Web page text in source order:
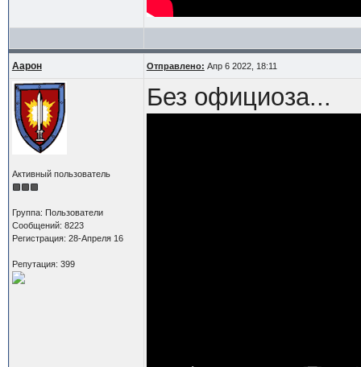
Аарон Отправлено: Апр 6 2022, 18:11
Активный пользователь
Группа: Пользователи
Сообщений: 8223
Регистрация: 28-Апреля 16
Репутация: 399
Без официоза...